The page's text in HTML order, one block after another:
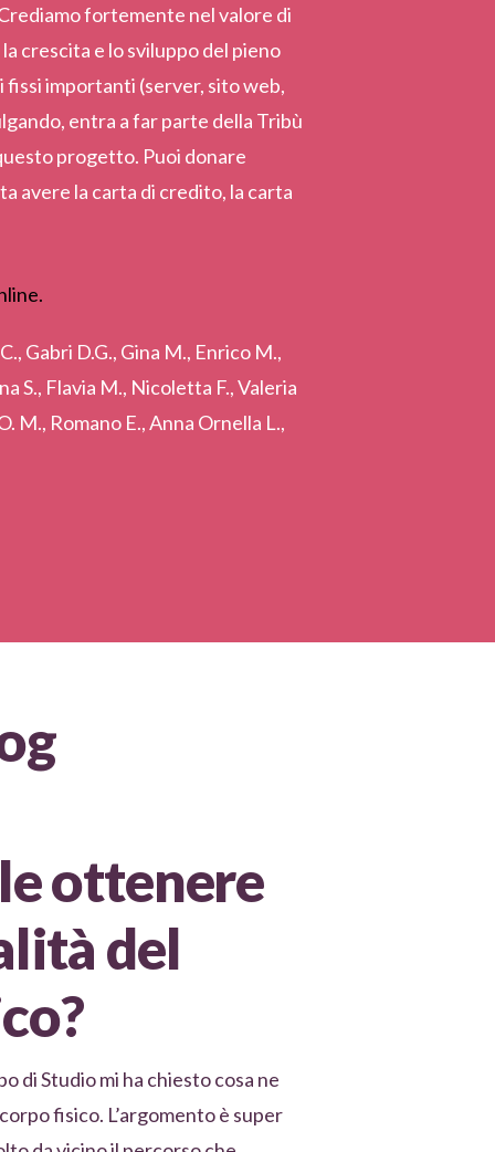
fortemente nel valore di
crescita e lo sviluppo del pieno
importanti (server, sito web,
entra a far parte della Tribù
progetto. Puoi donare
avere la carta di credito, la carta
Gabri D.G., Gina M., Enrico M.,
S., Flavia M., Nicoletta F., Valeria
M., Romano E., Anna Ornella L.,
ottenere
del
di Studio mi ha chiesto cosa ne
fisico. L’argomento è super